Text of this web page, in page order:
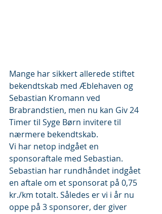
Mange har sikkert allerede stiftet
bekendtskab med Æblehaven og
Sebastian Kromann ved
Brabrandstien, men nu kan Giv 24
Timer til Syge Børn invitere til
nærmere bekendtskab.
Vi har netop indgået en
sponsoraftale med Sebastian.
Sebastian har rundhåndet indgået
en aftale om et sponsorat på 0,75
kr./km totalt. Således er vi i år nu
oppe på 3 sponsorer, der giver